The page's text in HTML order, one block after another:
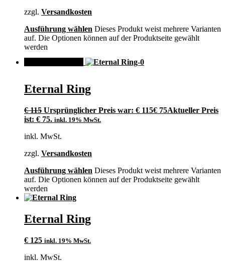
zzgl. Versandkosten
Ausführung wählen Dieses Produkt weist mehrere Varianten
auf. Die Optionen können auf der Produktseite gewählt
werden
Eternal Ring
€115 Ursprünglicher Preis war: € 115€ 75Aktueller Preis
ist: € 75. inkl. 19% MwSt.
inkl. MwSt.
zzgl. Versandkosten
Ausführung wählen Dieses Produkt weist mehrere Varianten
auf. Die Optionen können auf der Produktseite gewählt
werden
Eternal Ring
€ 125 inkl. 19% MwSt.
inkl. MwSt.